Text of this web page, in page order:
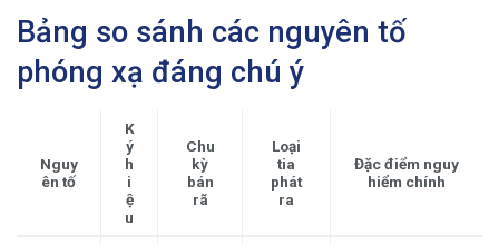
Bảng so sánh các nguyên tố
phóng xạ đáng chú ý
Nguy
ên tố
K
ý
h
i
ệ
u
Chu
kỳ
bán
rã
Loại
tia
phát
ra
Đặc điểm nguy
hiểm chính